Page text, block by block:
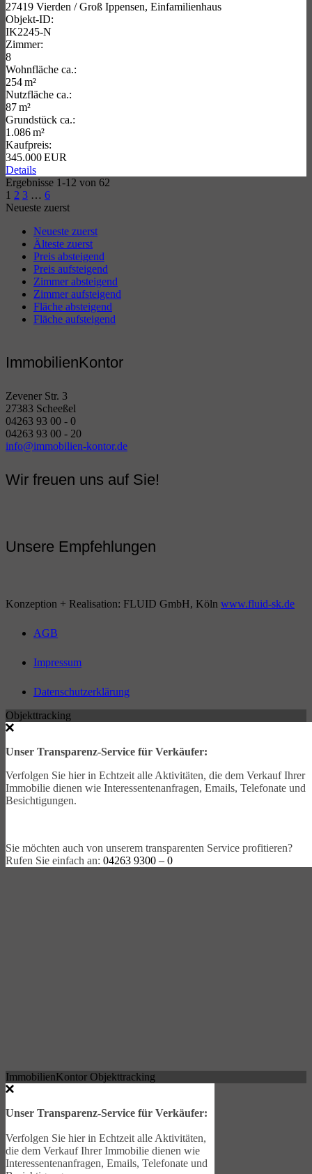
27419 Vierden / Groß Ippensen, Einfamilienhaus
Objekt-ID:
IK2245-N
Zimmer:
8
Wohnfläche ca.:
254 m²
Nutzfläche ca.:
87 m²
Grund­stück ca.:
1.086 m²
Kaufpreis:
345.000 EUR
Details
Ergebnisse 1-12 von 62
1 2 3 … 6
Neueste zuerst
Neueste zuerst
Älteste zuerst
Preis absteigend
Preis aufsteigend
Zimmer absteigend
Zimmer aufsteigend
Fläche absteigend
Fläche aufsteigend
ImmobilienKontor
Zevener Str. 3
27383 Scheeßel
04263 93 00 - 0
04263 93 00 - 20
info@immobilien-kontor.de
Wir freuen uns auf Sie!
Unsere Empfehlungen
Konzeption + Realisation: FLUID GmbH, Köln www.fluid-sk.de
AGB
Impressum
Datenschutzerklärung
Objekttracking
Unser Transparenz-Service für Verkäufer:
Verfolgen Sie hier in Echtzeit alle Aktivitäten, die dem Verkauf Ihrer
Immobilie dienen wie Interessentenanfragen, Emails, Telefonate und
Besichtigungen.
Sie möchten auch von unserem transparenten Service profitieren?
Rufen Sie einfach an: 04263 9300 – 0
ImmobilienKontor Objekttracking
Unser Transparenz-Service für Verkäufer:
Verfolgen Sie hier in Echtzeit alle Aktivitäten,
die dem Verkauf Ihrer Immobilie dienen wie
Interessentenanfragen, Emails, Telefonate und